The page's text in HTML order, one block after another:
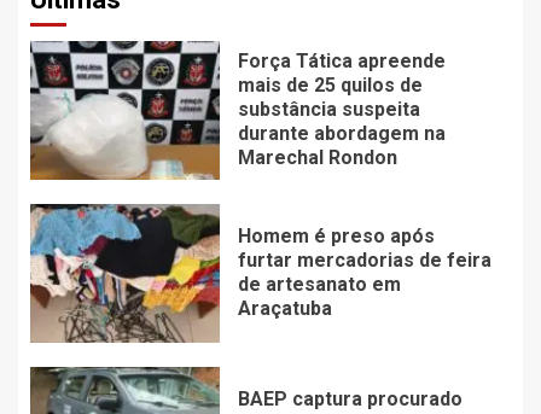
Força Tática apreende
mais de 25 quilos de
substância suspeita
durante abordagem na
Marechal Rondon
Homem é preso após
furtar mercadorias de feira
de artesanato em
Araçatuba
BAEP captura procurado